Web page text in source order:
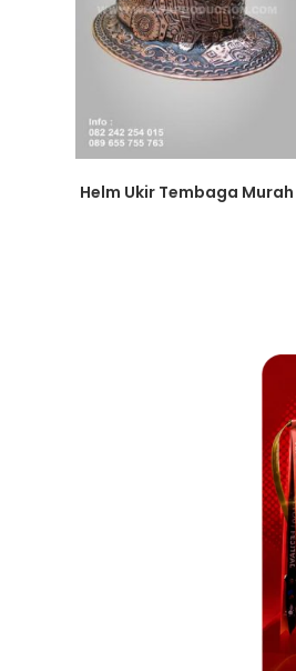
Helm Ukir Tembaga Murah